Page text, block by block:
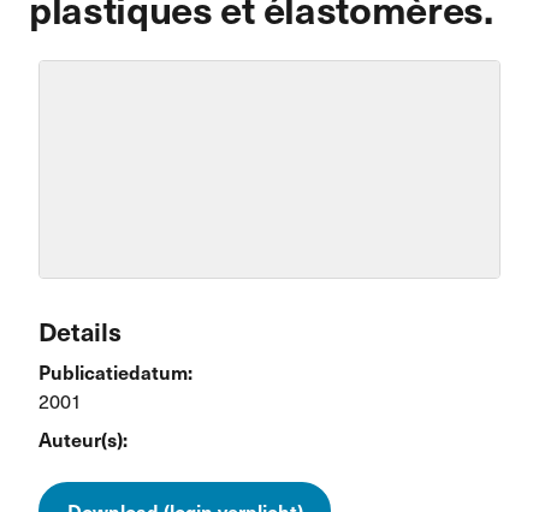
Details
Publicatiedatum:
2001
Auteur(s):